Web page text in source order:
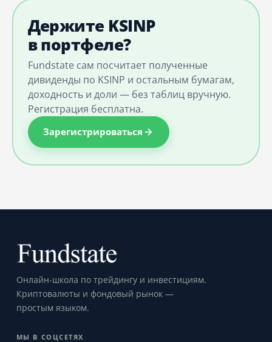
Держите KSINP
в портфеле?
Fundstate сам посчитает полученные
дивиденды по KSINP и остальным бумагам,
доходность и доли — без таблиц вручную.
Регистрация бесплатна.
Зарегистрироваться
Онлайн-школа по трейдингу и инвестициям.
Криптовалюты и фондовый рынок —
простым языком.
МЫ В СОЦСЕТЯХ